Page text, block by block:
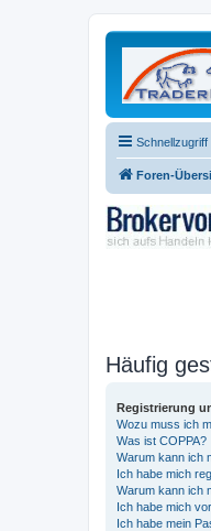
Schnellzugriff
Foren-
Häufig
Registrierung
Wozu muss ich
Was ist COPPA?
Warum kann ich
Ich habe mich
Warum kann ich
Ich habe mich
Ich habe mein